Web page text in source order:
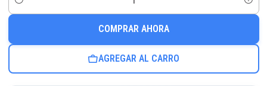
Cantidad
AGREGAR AL CARRO
COMPRAR AHORA